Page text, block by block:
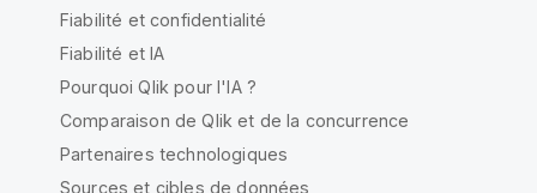
Fiabilité et confidentialité
Fiabilité et IA
Pourquoi Qlik pour l'IA ?
Comparaison de Qlik et de la concurrence
Partenaires technologiques
Sources et cibles de données